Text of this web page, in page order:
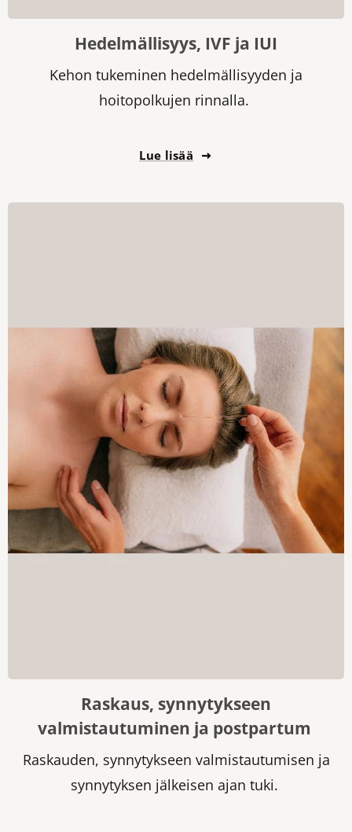
Hedelmällisyys, IVF ja IUI
Kehon tukeminen hedelmällisyyden ja
hoitopolkujen rinnalla.
Lue lisää
Raskaus, synnytykseen
valmistautuminen ja postpartum
Raskauden, synnytykseen valmistautumisen ja
synnytyksen jälkeisen ajan tuki.